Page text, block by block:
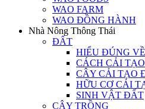
WAO FARM
WAO ĐỒNG HÀNH
Nhà Nông Thông Thái
ĐẤT
HIỂU ĐÚNG
CÁCH CẢI
CÂY CẢI TẠO
HỮU CƠ CẢI
SINH VẬT ĐẤT
CÂY TRỒNG